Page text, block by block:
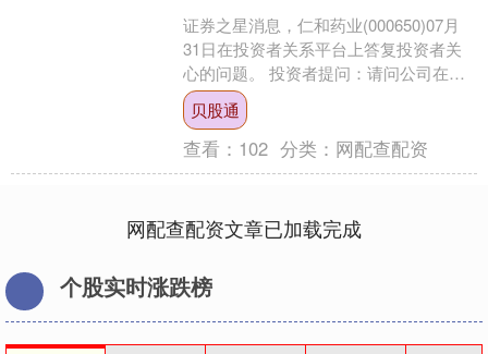
证券之星消息，仁和药业(000650)07月
31日在投资者关系平台上答复投资者关
心的问题。 投资者提问：请问公司在肝
炎上有哪些产品同为肝炎概念的广生堂
的股价已经....
贝股通
查看： 102 分类： 网配查配资
网配查配资文章已加载完成
个股实时涨跌榜